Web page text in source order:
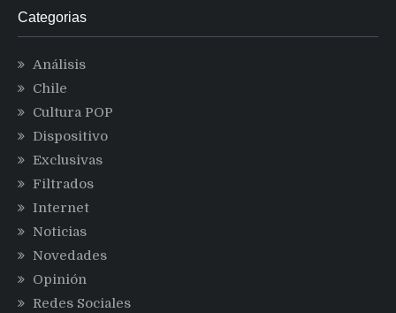
Categorias
Análisis
Chile
Cultura POP
Dispositivo
Exclusivas
Filtrados
Internet
Noticias
Novedades
Opinión
Redes Sociales